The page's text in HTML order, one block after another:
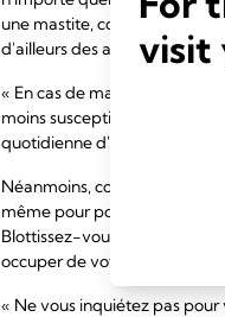
une mastite, continuez à
d'ailleurs des anticorps
« En cas de maladie,
moins susceptible d'attraper
quotidienne d'anticorps
Néanmoins, continuer à
même pour pouvoir prendre
Blottissez-vous dans votre
occuper de votre bébé s'ils
« Ne vous inquiétez pas
visit